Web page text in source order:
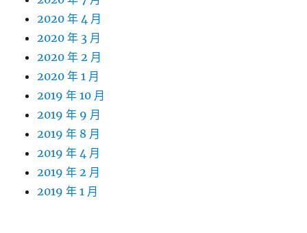
2020 年 4 月
2020 年 3 月
2020 年 2 月
2020 年 1 月
2019 年 10 月
2019 年 9 月
2019 年 8 月
2019 年 4 月
2019 年 2 月
2019 年 1 月